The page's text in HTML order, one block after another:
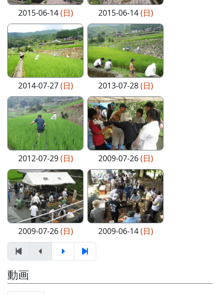
2015-06-14(日) 2015-06-14(日)
2014-07-27(日) 2013-07-28(日)
2012-07-29(日) 2009-07-26(日)
2009-07-26(日) 2009-06-14(日)
動画